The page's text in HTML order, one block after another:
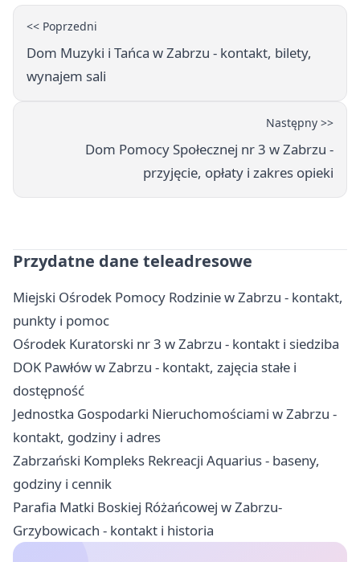
<< Poprzedni
Dom Muzyki i Tańca w Zabrzu - kontakt, bilety,
wynajem sali
Następny >>
Dom Pomocy Społecznej nr 3 w Zabrzu -
przyjęcie, opłaty i zakres opieki
Przydatne dane teleadresowe
Miejski Ośrodek Pomocy Rodzinie w Zabrzu - kontakt,
punkty i pomoc
Ośrodek Kuratorski nr 3 w Zabrzu - kontakt i siedziba
DOK Pawłów w Zabrzu - kontakt, zajęcia stałe i
dostępność
Jednostka Gospodarki Nieruchomościami w Zabrzu -
kontakt, godziny i adres
Zabrzański Kompleks Rekreacji Aquarius - baseny,
godziny i cennik
Parafia Matki Boskiej Różańcowej w Zabrzu-
Grzybowicach - kontakt i historia